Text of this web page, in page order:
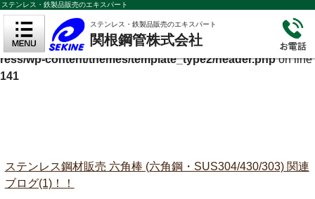
Warning
: Undefined variable $cf_description in
/home/sekinekokank/sekinekokan.co.jp/public_html/wordp
ress/wp-content/themes/template_type2/header.phpon line
141
ステンレス・鉄製品販売のエキスパート
ステンレス・鉄製品販売のエキスパート
関根鋼管株式会社
ステンレス鋼材販売 六角棒 (六角鋼・SUS304/430/303) 関連
ブログ(1)！！